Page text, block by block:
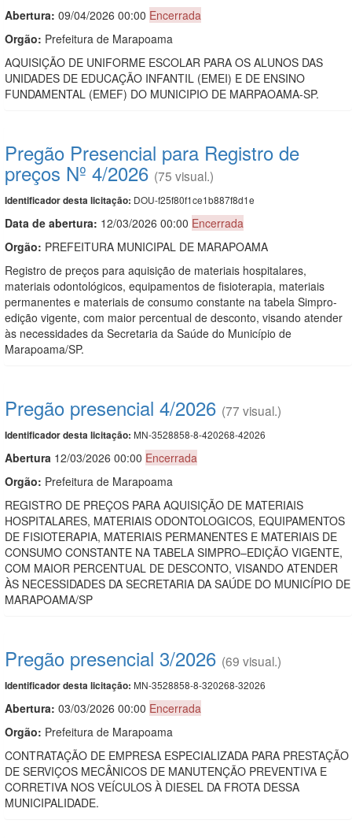
Abertura: 09/04/2026 00:00 Encerrada
Orgão: Prefeitura de Marapoama
AQUISIÇÃO DE UNIFORME ESCOLAR PARA OS ALUNOS DAS
UNIDADES DE EDUCAÇÃO INFANTIL (EMEI) E DE ENSINO
FUNDAMENTAL (EMEF) DO MUNICIPIO DE MARPAOAMA-SP.
Pregão Presencial para Registro de
preços Nº 4/2026 (75 visual.)
Identificador desta licitação: DOU-f25f80f1ce1b887f8d1e
Data de abertura: 12/03/2026 00:00 Encerrada
Orgão: PREFEITURA MUNICIPAL DE MARAPOAMA
Registro de preços para aquisição de materiais hospitalares,
materiais odontológicos, equipamentos de fisioterapia, materiais
permanentes e materiais de consumo constante na tabela Simpro-
edição vigente, com maior percentual de desconto, visando atender
às necessidades da Secretaria da Saúde do Município de
Marapoama/SP.
Pregão presencial 4/2026 (77 visual.)
Identificador desta licitação: MN-3528858-8-420268-42026
Abertura 12/03/2026 00:00 Encerrada
Orgão: Prefeitura de Marapoama
REGISTRO DE PREÇOS PARA AQUISIÇÃO DE MATERIAIS
HOSPITALARES, MATERIAIS ODONTOLOGICOS, EQUIPAMENTOS
DE FISIOTERAPIA, MATERIAIS PERMANENTES E MATERIAIS DE
CONSUMO CONSTANTE NA TABELA SIMPRO–EDIÇÃO VIGENTE,
COM MAIOR PERCENTUAL DE DESCONTO, VISANDO ATENDER
ÀS NECESSIDADES DA SECRETARIA DA SAÚDE DO MUNICÍPIO DE
MARAPOAMA/SP
Pregão presencial 3/2026 (69 visual.)
Identificador desta licitação: MN-3528858-8-320268-32026
Abertura: 03/03/2026 00:00 Encerrada
Orgão: Prefeitura de Marapoama
CONTRATAÇÃO DE EMPRESA ESPECIALIZADA PARA PRESTAÇÃO
DE SERVIÇOS MECÂNICOS DE MANUTENÇÃO PREVENTIVA E
CORRETIVA NOS VEÍCULOS À DIESEL DA FROTA DESSA
MUNICIPALIDADE.